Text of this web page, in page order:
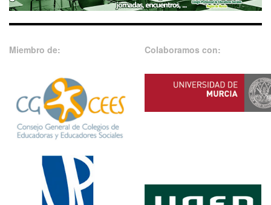
Miembro de: Colaboramos con: